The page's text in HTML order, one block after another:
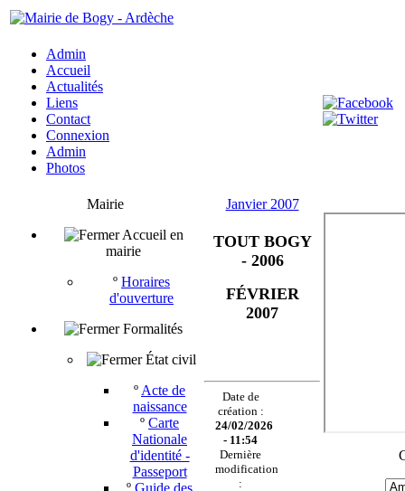
Admin
Accueil
Actualités
Liens
Contact
Connexion
Admin
Photos
Mairie
Accueil en
mairie
º Horaires
d'ouverture
Formalités
État civil
º Acte de
naissance
º Carte
Nationale
d'identité -
Passeport
º Guide des
Janvier 2007
TOUT BOGY
- 2006
FÉVRIER
2007
Date de
création :
24/02/2026
- 11:54
Dernière
modification
: